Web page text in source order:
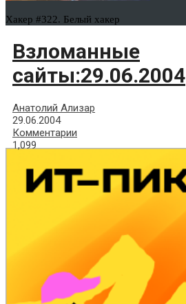
Хакер #322. Белый хакер
Взломанные
сайты:29.06.2004
Анатолий Ализар
29.06.2004
Комментарии
1,099